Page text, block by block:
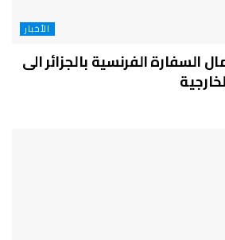
الأخبار
السفارة الفرنسية بالجزائر الى